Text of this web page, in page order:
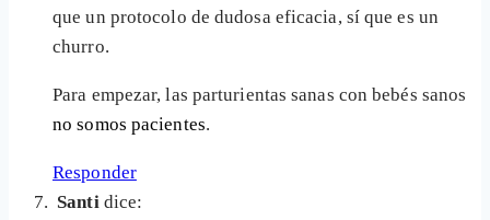
que un protocolo de dudosa eficacia, sí que es un
churro.
Para empezar, las parturientas sanas con bebés sanos
no somos pacientes.
Responder
Santi dice: